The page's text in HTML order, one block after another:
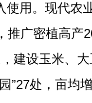
使用。现代农
推广密植高产
建设玉米、
园”27处，亩均